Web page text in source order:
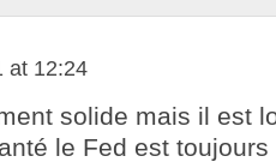
at 12:24
solide mais il est
le Fed est